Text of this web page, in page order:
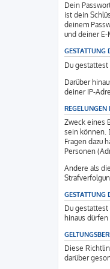
Dein
ist dein
deinem
und deiner
GESTATTUNG
Du
Darüber
deiner IP-
REGELUNGEN
Zweck eines
sein können.
Fragen dazu
Personen
Andere als
GESTATTUNG
Du
hinaus
Diese
darüber